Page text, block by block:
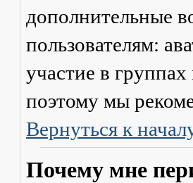
дополнительные
пользователям:
участие в
поэтому мы
Вернуться к
Почему мне